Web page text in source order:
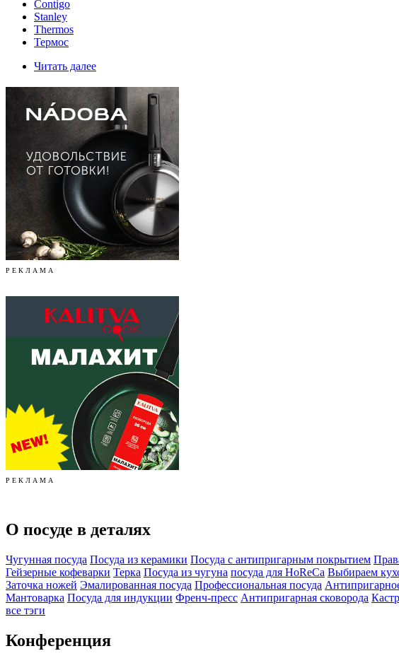
Contigo
Stanley
Thermos
Термос
Читать далее
Р Е К Л А М А
Р Е К Л А М А
О посуде в деталях
Чугунная посуда Посуда из керамики Посуда с антипригарным покрытием
Гейзерные кофеварки Терка Посуда из чугуна посуда для HoReCa Выбираем
Заточка ножей Эмалированная посуда Профессиональная посуда
Мантоварка Посуда для индукции Френч-пресс Антипригарная сковорода
все тэги
Конференция